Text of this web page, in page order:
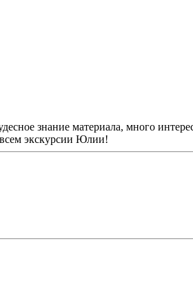
знание материала, много
экскурсии Юлии!